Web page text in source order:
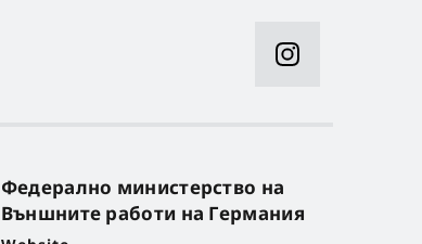
Федерално министерство на
Външните работи на Германия